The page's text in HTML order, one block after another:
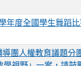
年度全國學生舞蹈
團人權教育議題分